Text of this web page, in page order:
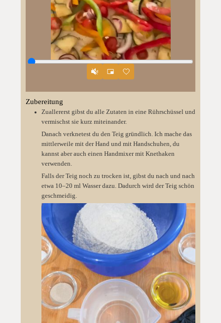
Zubereitung
Zuallererst gibst du alle Zutaten in eine Rührschüssel und
vermischst sie kurz miteinander.
Danach verknetest du den Teig gründlich. Ich mache das
mittlerweile mit der Hand und mit Handschuhen, du
kannst aber auch einen Handmixer mit Knethaken
verwenden.
Falls der Teig noch zu trocken ist, gibst du nach und nach
etwa 10–20 ml Wasser dazu. Dadurch wird der Teig schön
geschmeidig.